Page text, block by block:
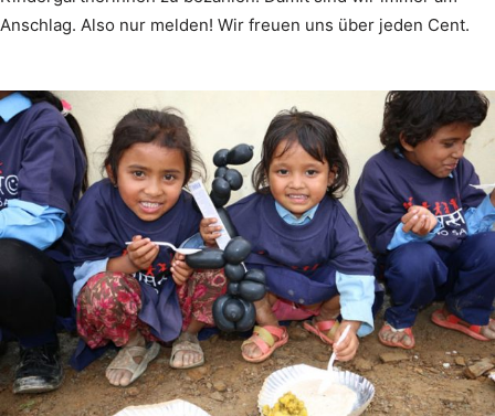
Anschlag. Also nur melden! Wir freuen uns über jeden Cent.